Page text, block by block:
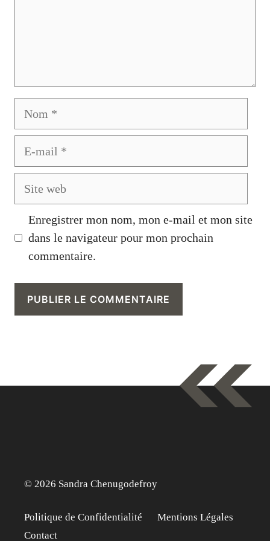
Enregistrer mon nom, mon e-mail et mon site
dans le navigateur pour mon prochain
commentaire.
© 2026 Sandra Chenugodefroy
Politique de Confidentialité
Mentions Légales
Contact